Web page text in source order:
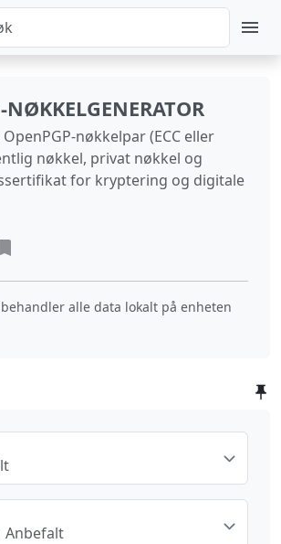
NØKKELGENERATOR
nøkkelpar (ECC eller
nøkkel, privat nøkkel og
for kryptering og digitale
alle data lokalt på enheten
Anbefalt